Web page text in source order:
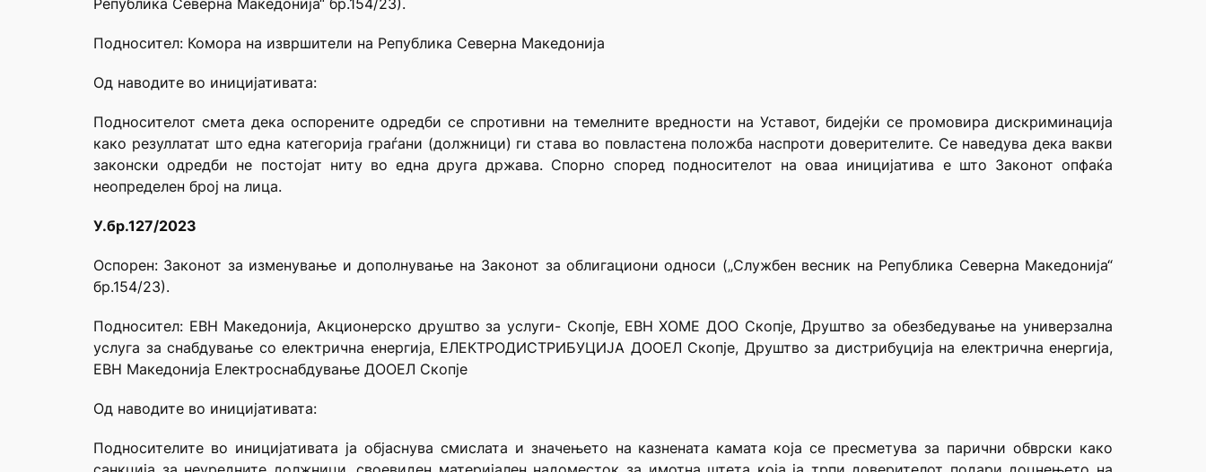
Република Северна Македонија“ бр.154/23).
Подносител: Комора на извршители на Република Северна Македонија
Од наводите во иницијативата:
Подносителот смета дека оспорените одредби се спротивни на темелните вредности на Уставот, бидејќи се промовира дискриминација
како резуллатат што една категорија граѓани (должници) ги става во повластена положба наспроти доверителите. Се наведува дека вакви
законски одредби не постојат ниту во една друга држава. Спорно според подносителот на оваа иницијатива е што Законот опфаќа
неопределен број на лица.
У.бр.127/2023
Оспорен: Законот за изменување и дополнување на Законот за облигациони односи („Службен весник на Република Северна Македонија“
бр.154/23).
Подносител: ЕВН Mакедонија, Акционерско друштво за услуги- Скопје, ЕВН ХОМЕ ДОО Скопје, Друштво за обезбедување на универзална
услуга за снабдување со електрична енергија, ЕЛЕКТРОДИСТРИБУЦИЈА ДООЕЛ Скопје, Друштво за дистрибуција на електрична енергија,
ЕВН Македонија Електроснабдување ДООЕЛ Скопје
Од наводите во иницијативата:
Подносителите во иницијативата ја објаснува смислата и значењето на казнената камата која се пресметува за парични обврски како